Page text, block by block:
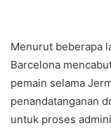
Menurut beberapa
Barcelona
pemain selama
penandatanganan
untuk proses